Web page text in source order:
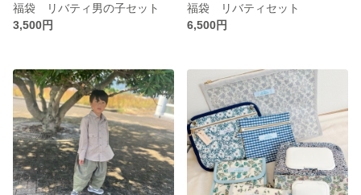
福袋 リバティ男の子セット
3,500円
福袋 リバティセット
6,500円